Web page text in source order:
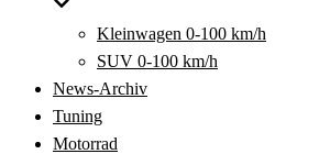
Kleinwagen 0-100 km/h
SUV 0-100 km/h
News-Archiv
Tuning
Motorrad